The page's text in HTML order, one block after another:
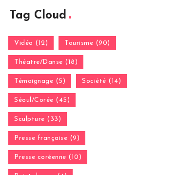
Tag Cloud
Vidéo (12) Tourisme (90)
Théatre/Danse (18)
Témoignage (5) Société (14)
Séoul/Corée (45)
Sculpture (33)
Presse française (9)
Presse coréenne (10)